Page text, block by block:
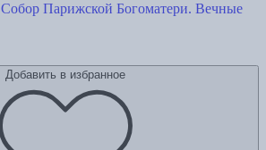
Собор Парижской Богоматери. Вечные
Добавить в избранное